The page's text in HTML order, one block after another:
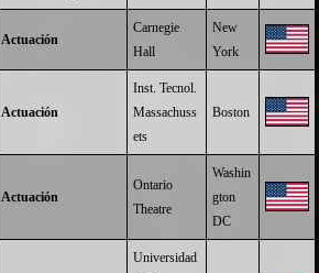
Actuación
Carnegie
Hall
New
York
Actuación
Inst. Tecnol.
Massachuss
ets
Boston
Actuación
Ontario
Theatre
Washin
gton
DC
Universidad